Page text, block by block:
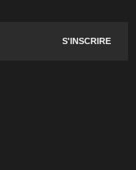
S'INSCRIRE